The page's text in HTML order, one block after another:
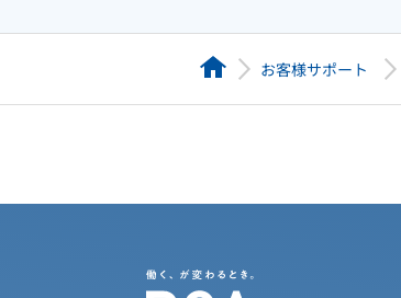
HOMEお客様サポート